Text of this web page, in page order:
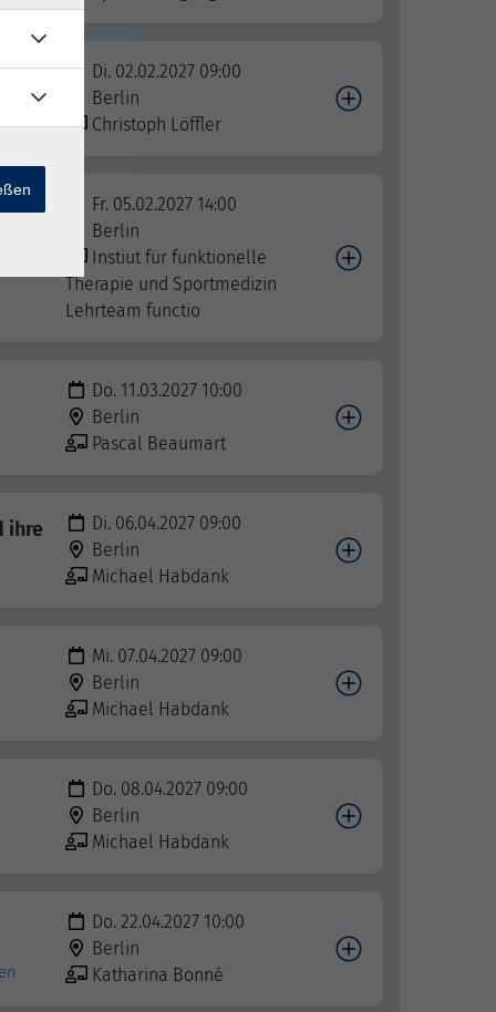
Di. 02.02.2027 09:00
Berlin
Christoph Löffler
Fr. 05.02.2027 14:00
Berlin
Instiut für funktionelle
Therapie und Sportmedizin
Lehrteam functio
Do. 11.03.2027 10:00
Berlin
Pascal Beaumart
ihre
Di. 06.04.2027 09:00
Berlin
Michael Habdank
Mi. 07.04.2027 09:00
Berlin
Michael Habdank
Do. 08.04.2027 09:00
Berlin
Michael Habdank
Do. 22.04.2027 10:00
Berlin
Katharina Bonné